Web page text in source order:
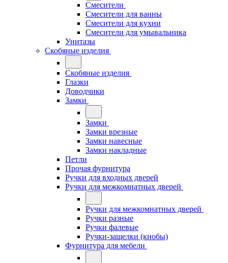
Смесители
Смесители для ванны
Смесители для кухни
Смесители для умывальника
Унитазы
Скобяные изделия
Скобяные изделия
Глазки
Доводчики
Замки
Замки
Замки врезные
Замки навесные
Замки накладные
Петли
Прочая фурнитура
Ручки для входных дверей
Ручки для межкомнатных дверей
Ручки для межкомнатных дверей
Ручки разные
Ручки фалевые
Ручки-защелки (кнобы)
Фурнитура для мебели